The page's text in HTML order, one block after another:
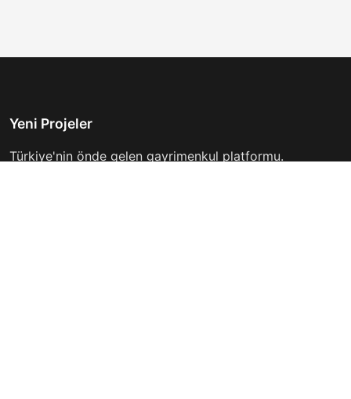
Yeni Projeler
Türkiye'nin önde gelen gayrimenkul platformu.